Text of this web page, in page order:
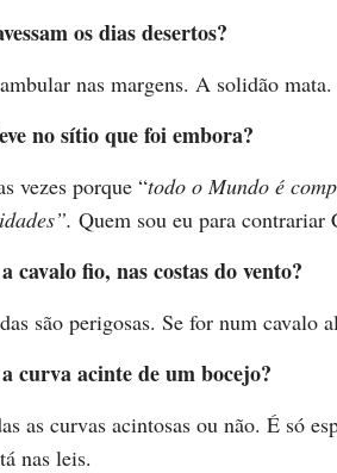
os dias desertos?
nas margens. A solidão mata.
no sítio que foi embora?
vezes porque “todo o Mundo é
Quem sou eu para contrariar
cavalo fio, nas costas do vento?
são perigosas. Se for num cavalo
curva acinte de um bocejo?
as curvas acintosas ou não. É só
nas leis.